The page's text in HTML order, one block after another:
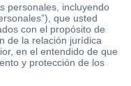
personales, incluyendo
que usted
con el propósito de
de la relación jurídica
en el entendido de que
y protección de los